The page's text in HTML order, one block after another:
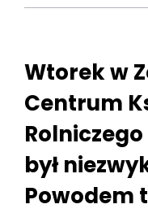
Wtorek w
Centrum
był
Powodem